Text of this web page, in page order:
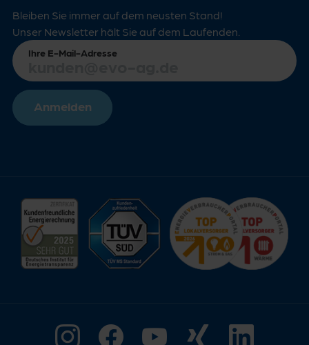
Bleiben Sie immer auf dem neusten Stand!
Unser Newsletter hält Sie auf dem Laufenden.
Ihre E-Mail-Adresse
Anmelden